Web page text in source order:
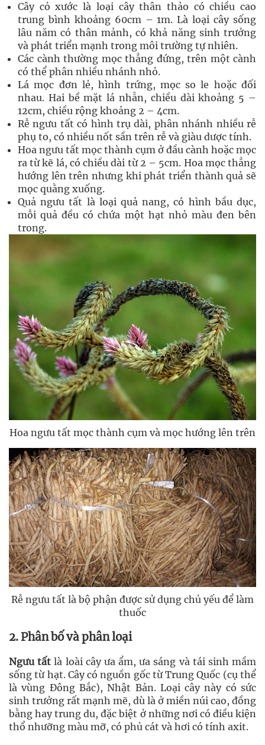
Cây cỏ xước là loại cây thân thảo có chiều cao
trung bình khoảng 60cm – 1m. Là loại cây sống
lâu năm có thân mảnh, có khả năng sinh trưởng
và phát triển mạnh trong môi trường tự nhiên.
Các cành thường mọc thẳng đứng, trên một cành
có thể phân nhiều nhánh nhỏ.
Lá mọc đơn lẻ, hình trứng, mọc so le hoặc đối
nhau. Hai bề mặt lá nhẵn, chiều dài khoảng 5 –
12cm, chiều rộng khoảng 2 – 4cm.
Rễ ngưu tất có hình trụ dài, phân nhánh nhiều rễ
phụ to, có nhiều nốt sần trên rễ và giàu dược tính.
Hoa ngưu tất mọc thành cụm ở đầu cành hoặc mọc
ra từ kẽ lá, có chiều dài từ 2 – 5cm. Hoa mọc thẳng
hướng lên trên nhưng khi phát triển thành quả sẽ
mọc quằng xuống.
Quả ngưu tất là loại quả nang, có hình bầu dục,
mỗi quả đều có chứa một hạt nhỏ màu đen bên
trong.
Hoa ngưu tất mọc thành cụm và mọc hướng lên trên
Rễ ngưu tất là bộ phận được sử dụng chủ yếu để làm
thuốc
2. Phân bố và phân loại
Ngưu tất là loài cây ưa ẩm, ưa sáng và tái sinh mầm
sống từ hạt. Cây có nguồn gốc từ Trung Quốc (cụ thể
là vùng Đông Bắc), Nhật Bản. Loại cây này có sức
sinh trưởng rất mạnh mẽ, dù là ở miền núi cao, đồng
bằng hay trung du, đặc biệt ở những nơi có điều kiện
thổ nhưỡng màu mỡ, có phủ cát và hơi có tính axit.